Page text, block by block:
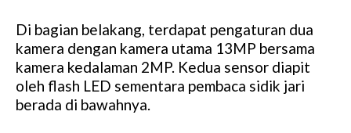
Di bagian belakang, terdapat pengaturan dua
kamera dengan kamera utama 13MP bersama
kamera kedalaman 2MP. Kedua sensor diapit
oleh flash LED sementara pembaca sidik jari
berada di bawahnya.